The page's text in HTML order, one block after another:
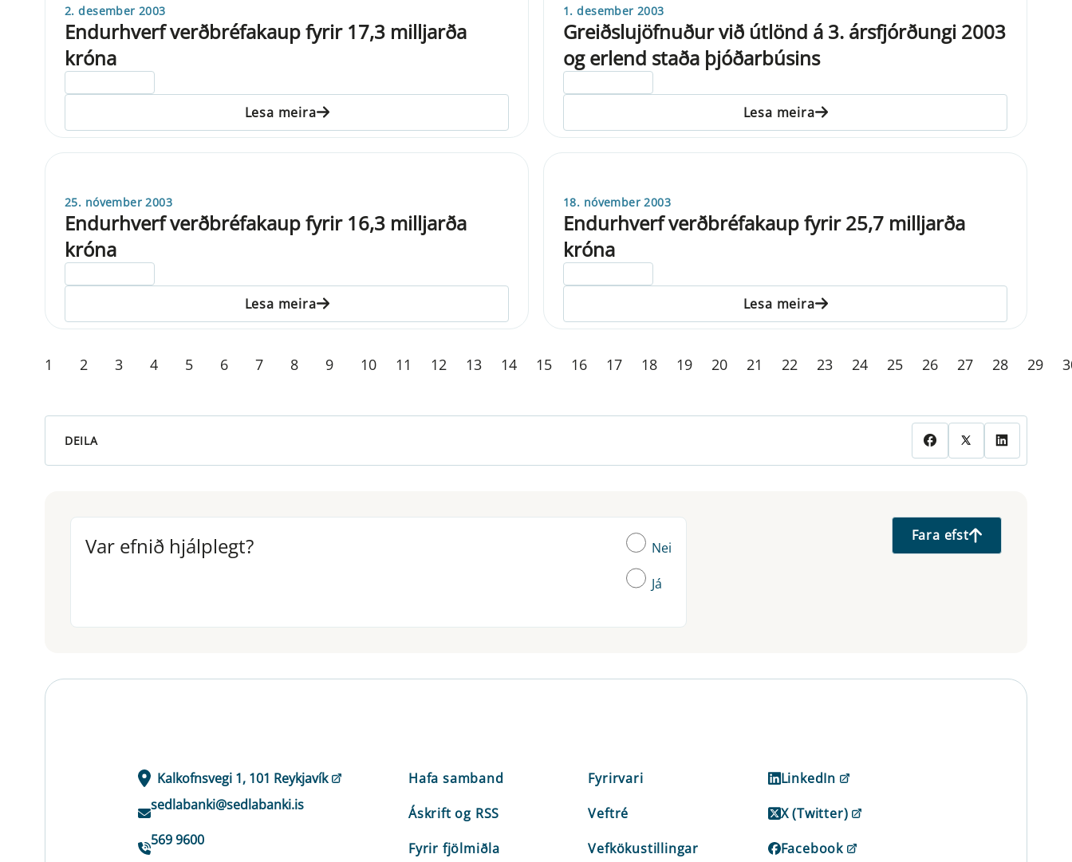
2. desember 2003
Endurhverf verðbréfakaup fyrir 17,3 milljarða
króna
Lesa meira
1. desember 2003
Greiðslujöfnuður við útlönd á 3. ársfjórðungi 2003
og erlend staða þjóðarbúsins
Lesa meira
25. nóvember 2003
Endurhverf verðbréfakaup fyrir 16,3 milljarða
króna
Lesa meira
18. nóvember 2003
Endurhverf verðbréfakaup fyrir 25,7 milljarða
króna
Lesa meira
1 2 3 4 5 6 7 8 9 10 11 12 13 14 15 16 17 18 19 20 21 22 23 24 25 26 27 28 29
DEILA
Var efnið hjálplegt?
Var efnið hjálplegt? Nei
Já
Fara efst
Kalkofnsvegi 1, 101 Reykjavík
sedlabanki@sedlabanki.is
569 9600
Hafa samband
Áskrift og RSS
Fyrir fjölmiðla
Fyrirvari
Veftré
Vefkökustillingar
LinkedIn
X (Twitter)
Facebook